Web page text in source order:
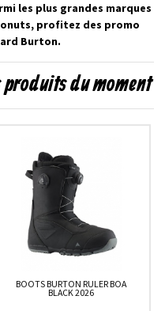
les plus grandes marques
profitez des promo
Burton.
du moment
BOOTS BURTON RULER BOA
BLACK 2026